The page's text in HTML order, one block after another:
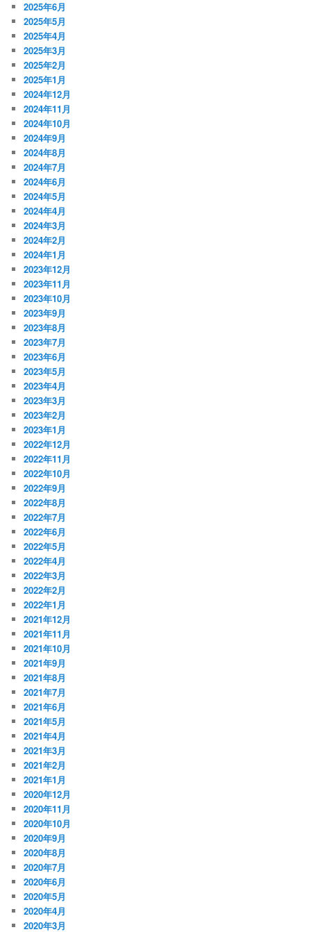
2025年6月
2025年5月
2025年4月
2025年3月
2025年2月
2025年1月
2024年12月
2024年11月
2024年10月
2024年9月
2024年8月
2024年7月
2024年6月
2024年5月
2024年4月
2024年3月
2024年2月
2024年1月
2023年12月
2023年11月
2023年10月
2023年9月
2023年8月
2023年7月
2023年6月
2023年5月
2023年4月
2023年3月
2023年2月
2023年1月
2022年12月
2022年11月
2022年10月
2022年9月
2022年8月
2022年7月
2022年6月
2022年5月
2022年4月
2022年3月
2022年2月
2022年1月
2021年12月
2021年11月
2021年10月
2021年9月
2021年8月
2021年7月
2021年6月
2021年5月
2021年4月
2021年3月
2021年2月
2021年1月
2020年12月
2020年11月
2020年10月
2020年9月
2020年8月
2020年7月
2020年6月
2020年5月
2020年4月
2020年3月